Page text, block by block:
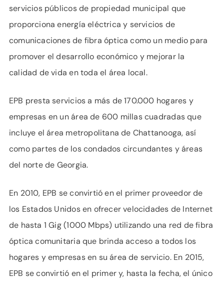
servicios públicos de propiedad municipal que
proporciona energía eléctrica y servicios de
comunicaciones de fibra óptica como un medio para
promover el desarrollo económico y mejorar la
calidad de vida en toda el área local.
EPB presta servicios a más de 170.000 hogares y
empresas en un área de 600 millas cuadradas que
incluye el área metropolitana de Chattanooga, así
como partes de los condados circundantes y áreas
del norte de Georgia.
En 2010, EPB se convirtió en el primer proveedor de
los Estados Unidos en ofrecer velocidades de Internet
de hasta 1 Gig (1000 Mbps) utilizando una red de fibra
óptica comunitaria que brinda acceso a todos los
hogares y empresas en su área de servicio. En 2015,
EPB se convirtió en el primer y, hasta la fecha, el único